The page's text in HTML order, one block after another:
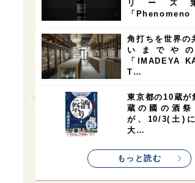
SAKEの時代を生きる 静岡県 1
全蔵めぐり 1 シンガポール 1 カナダ
群馬県 1 熊本県 徳島県
イギリス 1 ノルウェー 1 新宿区 1
歌舞伎町 1 1 鳥取県 1
saketimes_image_4
リーズ
「
角打ちを世界の
いまでや
「IMADEYA
T…
東京都の10蔵が
蔵の國の酒祭
が、10/3(土)
大…
もっと読む